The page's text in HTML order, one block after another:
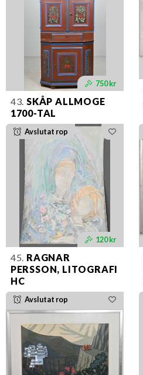
750 kr
43. SKÅP ALLMOGE
1700-TAL
Avslutat rop
120 kr
45. RAGNAR
PERSSON, LITOGRAFI
HC
Avslutat rop